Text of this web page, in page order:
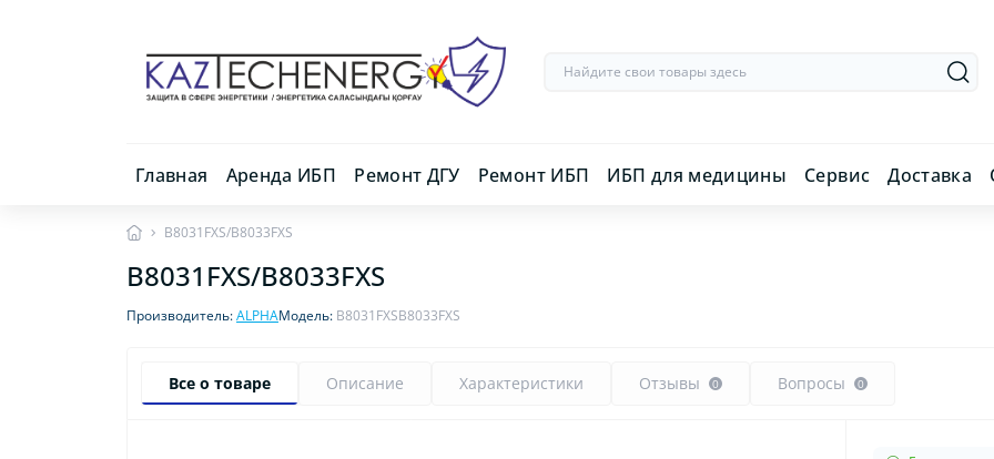
Главная Аренда ИБП Ремонт ДГУ Ремонт ИБП ИБП для медицины Сервис Доставка
B8031FXS/B8033FXS
B8031FXS/B8033FXS
Производитель:ALPHAМодель: B8031FXSB8033FXS
Все о товаре Описание Характеристики Отзывы 0 Вопросы 0